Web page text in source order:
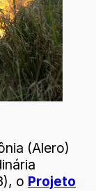
(Alero)
o Projeto